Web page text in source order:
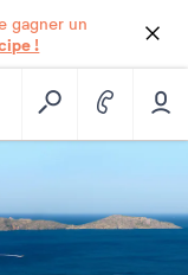
gagner un
!